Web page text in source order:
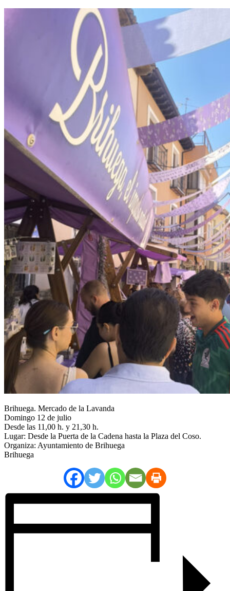
Brihuega. Mercado de la Lavanda
Domingo 12 de julio
Desde las 11,00 h. y 21,30 h.
Lugar: Desde la Puerta de la Cadena hasta la Plaza del Coso.
Organiza: Ayuntamiento de Brihuega
Brihuega